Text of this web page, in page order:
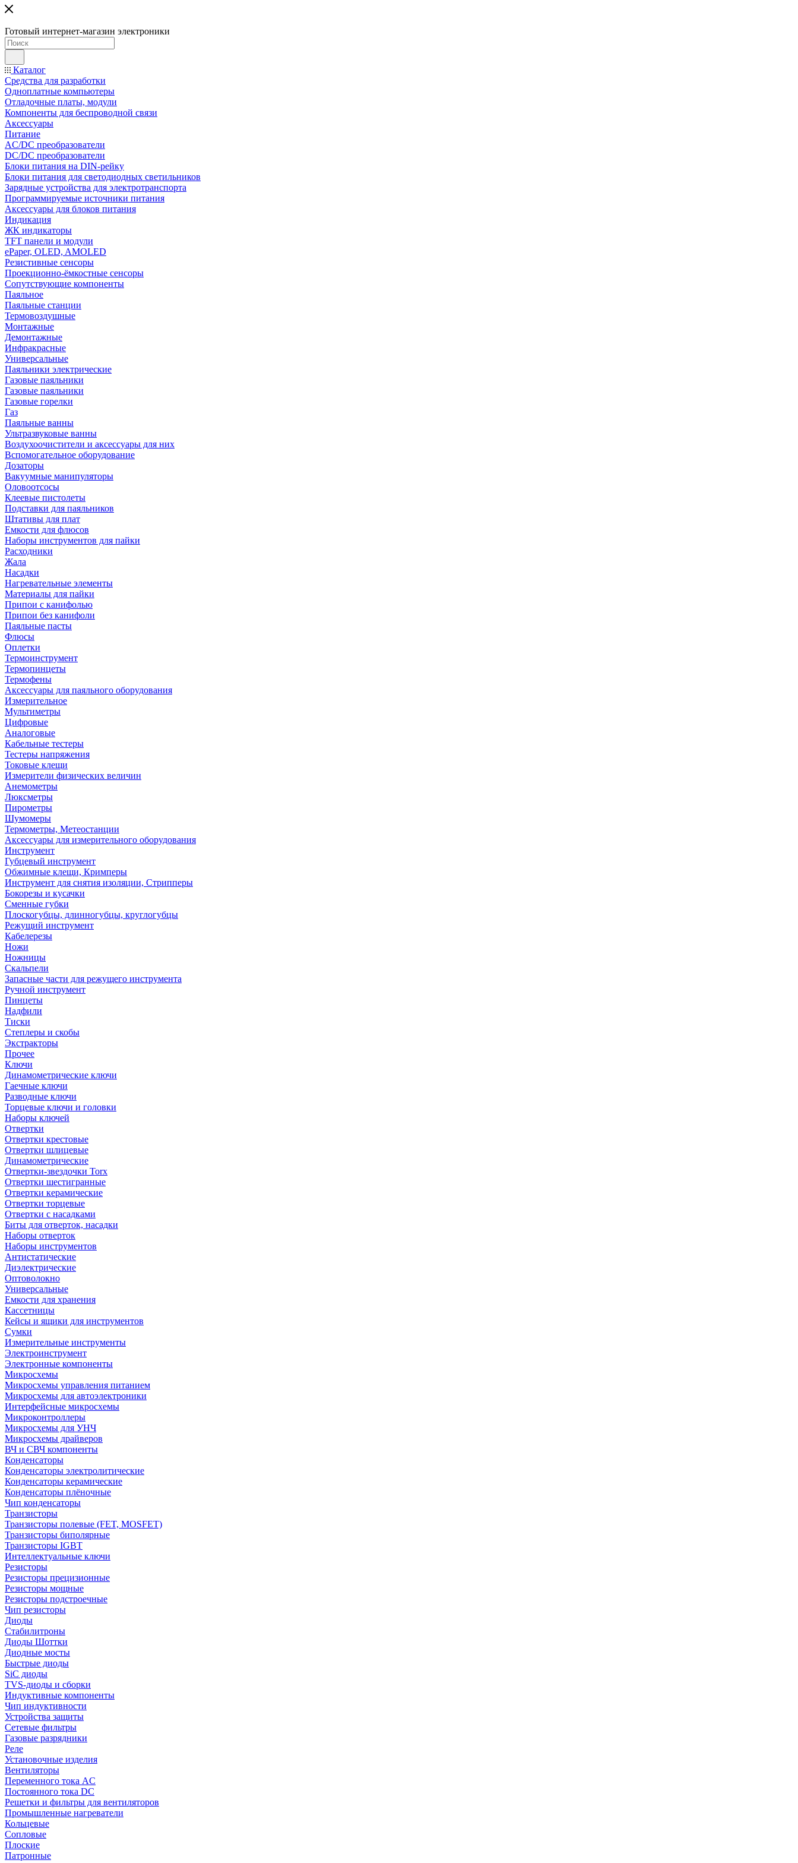
Готовый интернет-магазин электроники
Каталог
Средства для разработки
Одноплатные компьютеры
Отладочные платы, модули
Компоненты для беспроводной связи
Аксессуары
Питание
AC/DC преобразователи
DC/DC преобразователи
Блоки питания на DIN-рейку
Блоки питания для светодиодных светильников
Зарядные устройства для электротранспорта
Программируемые источники питания
Аксессуары для блоков питания
Индикация
ЖК индикаторы
TFT панели и модули
ePaper, OLED, AMOLED
Резистивные сенсоры
Проекционно-ёмкостные сенсоры
Сопутствующие компоненты
Паяльное
Паяльные станции
Термовоздушные
Монтажные
Демонтажные
Инфракрасные
Универсальные
Паяльники электрические
Газовые паяльники
Газовые паяльники
Газовые горелки
Газ
Паяльные ванны
Ультразвуковые ванны
Воздухоочистители и аксессуары для них
Вспомогательное оборудование
Дозаторы
Вакуумные манипуляторы
Оловоотсосы
Клеевые пистолеты
Подставки для паяльников
Штативы для плат
Емкости для флюсов
Наборы инструментов для пайки
Расходники
Жала
Насадки
Нагревательные элементы
Материалы для пайки
Припои с канифолью
Припои без канифоли
Паяльные пасты
Флюсы
Оплетки
Термоинструмент
Термопинцеты
Термофены
Аксессуары для паяльного оборудования
Измерительное
Мультиметры
Цифровые
Аналоговые
Кабельные тестеры
Тестеры напряжения
Токовые клещи
Измерители физических величин
Анемометры
Люксметры
Пирометры
Шумомеры
Термометры, Метеостанции
Аксессуары для измерительного оборудования
Инструмент
Губцевый инструмент
Обжимные клещи, Кримперы
Инструмент для снятия изоляции, Стрипперы
Бокорезы и кусачки
Сменные губки
Плоскогубцы, длинногубцы, круглогубцы
Режущий инструмент
Кабелерезы
Ножи
Ножницы
Скальпели
Запасные части для режущего инструмента
Ручной инструмент
Пинцеты
Надфили
Тиски
Степлеры и скобы
Экстракторы
Прочее
Ключи
Динамометрические ключи
Гаечные ключи
Разводные ключи
Торцевые ключи и головки
Наборы ключей
Отвертки
Отвертки крестовые
Отвертки шлицевые
Динамометрические
Отвертки-звездочки Torx
Отвертки шестигранные
Отвертки керамические
Отвертки торцевые
Отвертки с насадками
Биты для отверток, насадки
Наборы отверток
Наборы инструментов
Антистатические
Диэлектрические
Оптоволокно
Универсальные
Емкости для хранения
Кассетницы
Кейсы и ящики для инструментов
Сумки
Измерительные инструменты
Электроинструмент
Электронные компоненты
Микросхемы
Микросхемы управления питанием
Микросхемы для автоэлектроники
Интерфейсные микросхемы
Микроконтроллеры
Микросхемы для УНЧ
Микросхемы драйверов
ВЧ и СВЧ компоненты
Конденсаторы
Конденсаторы электролитические
Конденсаторы керамические
Конденсаторы плёночные
Чип конденсаторы
Транзисторы
Транзисторы полевые (FET, MOSFET)
Транзисторы биполярные
Транзисторы IGBT
Интеллектуальные ключи
Резисторы
Резисторы прецизионные
Резисторы мощные
Резисторы подстроечные
Чип резисторы
Диоды
Стабилитроны
Диоды Шоттки
Диодные мосты
Быстрые диоды
SiC диоды
TVS-диоды и сборки
Индуктивные компоненты
Чип индуктивности
Устройства защиты
Сетевые фильтры
Газовые разрядники
Реле
Установочные изделия
Вентиляторы
Переменного тока AC
Постоянного тока DC
Решетки и фильтры для вентиляторов
Промышленные нагреватели
Кольцевые
Сопловые
Плоские
Патронные